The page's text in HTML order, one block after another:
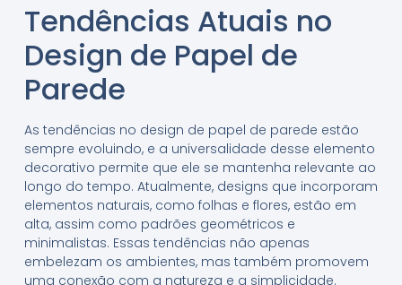
Tendências Atuais no
Design de Papel de
Parede
As tendências no design de papel de parede estão
sempre evoluindo, e a universalidade desse elemento
decorativo permite que ele se mantenha relevante ao
longo do tempo. Atualmente, designs que incorporam
elementos naturais, como folhas e flores, estão em
alta, assim como padrões geométricos e
minimalistas. Essas tendências não apenas
embelezam os ambientes, mas também promovem
uma conexão com a natureza e a simplicidade.